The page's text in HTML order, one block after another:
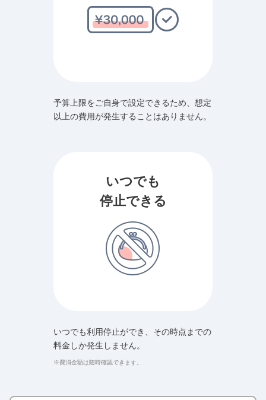
予算上限をご自身で設定できるため、想定
以上の費用が発生することはありません。
いつでも
停止できる
いつでも利用停止ができ、その時点までの
料金しか発生しません。
※費消金額は随時確認できます。